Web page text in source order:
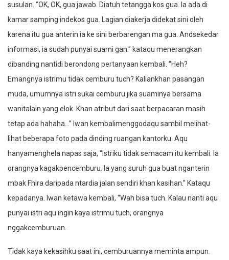
susulan. “OK, OK, gua jawab. Diatuh tetangga kos gua. Ia ada di
kamar samping indekos gua. Lagian diakerja didekat sini oleh
karena itu gua anterin ia ke sini berbarengan ma gua. Andsekedar
informasi, ia sudah punyai suami gan.” kataqu menerangkan
dibanding nantidi berondong pertanyaan kembali. “Heh?
Emangnya istrimu tidak cemburu tuch? Kaliankhan pasangan
muda, umumnya istri sukai cemburu jika suaminya bersama
wanitalain yang elok. Khan atribut dari saat berpacaran masih
tetap ada hahaha…” Iwan kembalimenggodaqu sambil melihat-
lihat beberapa foto pada dinding ruangan kantorku. Aqu
hanyamenghela napas saja, “Istriku tidak semacam itu kembali. Ia
orangnya kagakpencemburu. Ia yang suruh gua buat nganterin
mbak Fhira daripada ntardia jalan sendiri khan kasihan.” Kataqu
kepadanya. Iwan ketawa kembali, “Wah bisa tuch. Kalau nanti aqu
punyai istri aqu ingin kaya istrimu tuch, orangnya
nggakcemburuan.
Tidak kaya kekasihku saat ini, cemburuannya meminta ampun.